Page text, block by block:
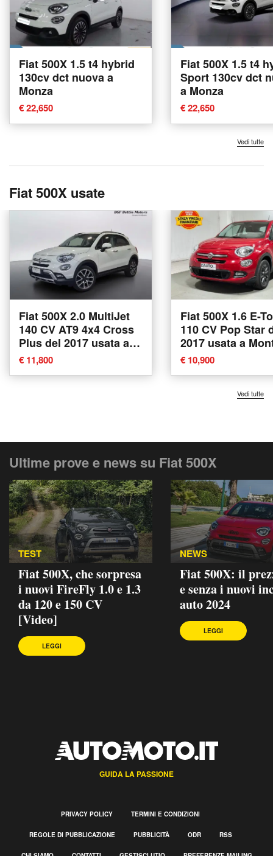
Fiat 500X 1.5 t4 hybrid
130cv dct nuova a
Monza
€ 22,650
Fiat 500X 1.5 t4
Sport 130cv dct
a Monza
€ 22,650
Vedi tutte
Fiat 500X usate
Fiat 500X 2.0 MultiJet
140 CV AT9 4x4 Cross
Plus del 2017 usata a
Piove di Sacco
€ 11,800
Fiat 500X 1.6 E-
110 CV Pop Star
2017 usata a
in Valtellina
€ 10,900
Vedi tutte
Ultime prove e news su Fiat 500X
TEST
Fiat 500X, che sorpresa
i nuovi FireFly 1.0 e 1.3
da 120 e 150 CV
[Video]
LEGGI
NEWS
Fiat 500X: il
e senza i nuovi
auto 2024
LEGGI
GUIDA LA PASSIONE
PRIVACY POLICY TERMINI E CONDIZIONI
REGOLE DI PUBBLICAZIONE PUBBLICITÀ ODR RSS